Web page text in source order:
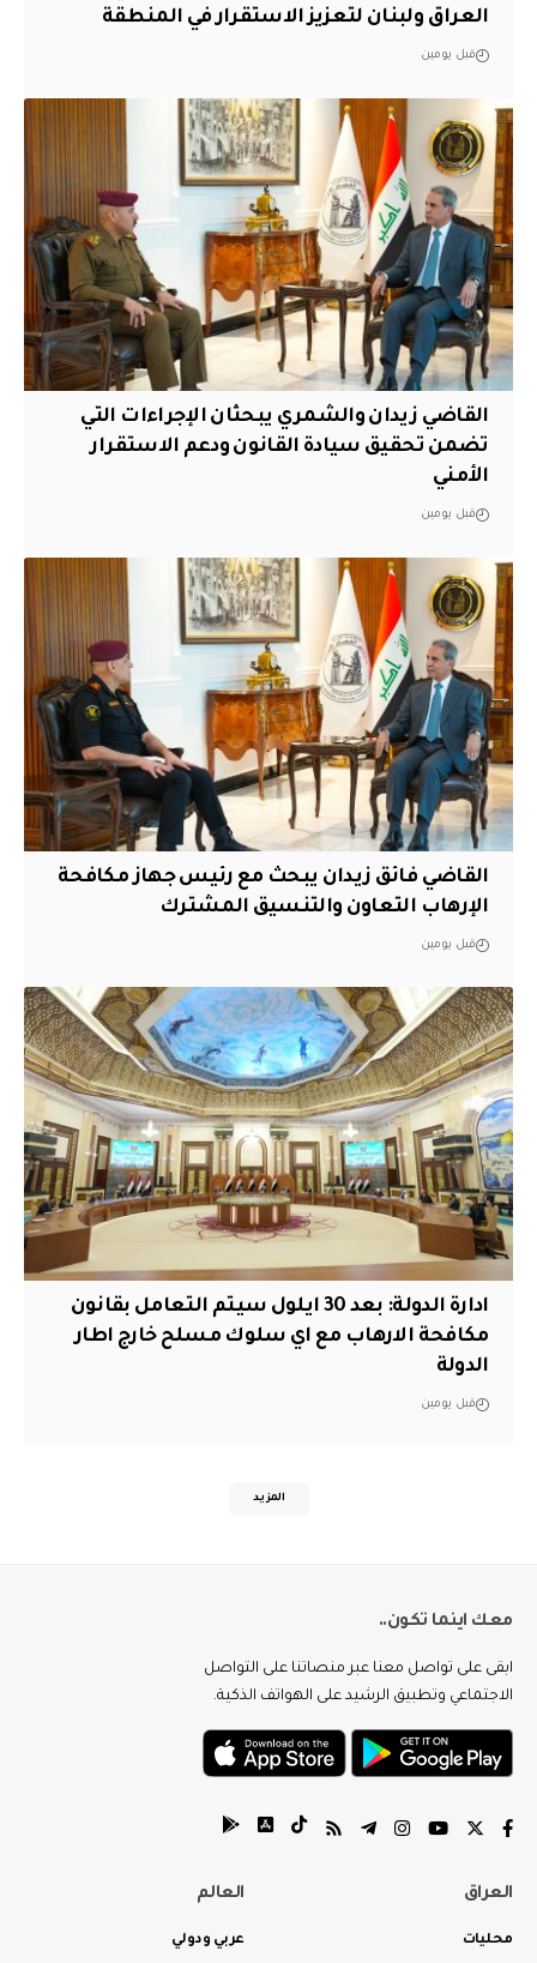
العراق ولبنان لتعزيز الاستقرار في المنطقة
قبل يومين
القاضي زيدان والشمري يبحثان الإجراءات التي
تضمن تحقيق سيادة القانون ودعم الاستقرار
الأمني
قبل يومين
القاضي فائق زيدان يبحث مع رئيس جهاز مكافحة
الإرهاب التعاون والتنسيق المشترك
قبل يومين
ادارة الدولة: بعد 30 ايلول سيتم التعامل بقانون
مكافحة الارهاب مع اي سلوك مسلح خارج اطار
الدولة
قبل يومين
المزيد
معك اينما تكون..
ابقى على تواصل معنا عبر منصاتنا على التواصل
الاجتماعي وتطبيق الرشيد على الهواتف الذكية.
العراق
محليات
العالم
عربي ودولي